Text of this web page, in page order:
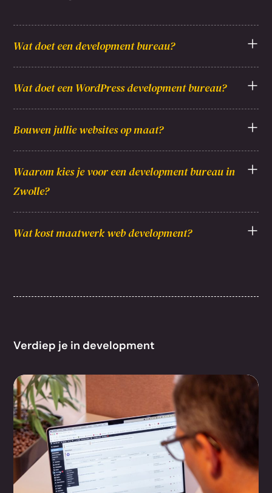
Wat doet een development bureau?
Wat doet een WordPress development bureau?
Bouwen jullie websites op maat?
Waarom kies je voor een development bureau in
Zwolle?
Wat kost maatwerk web development?
Verdiep je in development